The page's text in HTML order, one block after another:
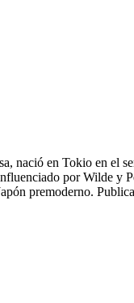
nació en Tokio en el
por Wilde y
premoderno.